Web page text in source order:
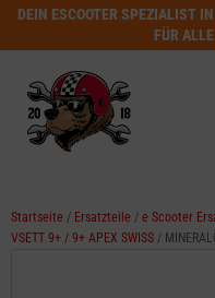
DEIN ESCOOTER SPEZIALIST
FÜR
Startseite / Ersatzteile / e Scooter
VSETT 9+ / 9+ APEX SWISS /